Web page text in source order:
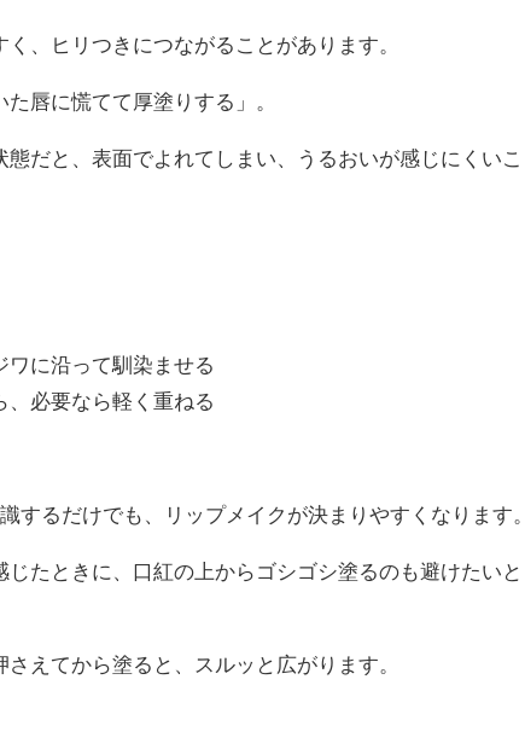
く、ヒリつきにつながることがあります。
た唇に慌てて厚塗りする」。
態だと、表面でよれてしまい、うるおいが感じにくいこ
ワに沿って馴染ませる
、必要なら軽く重ねる
するだけでも、リップメイクが決まりやすくなります。
じたときに、口紅の上からゴシゴシ塗るのも避けたいと
えてから塗ると、スルッと広がります。